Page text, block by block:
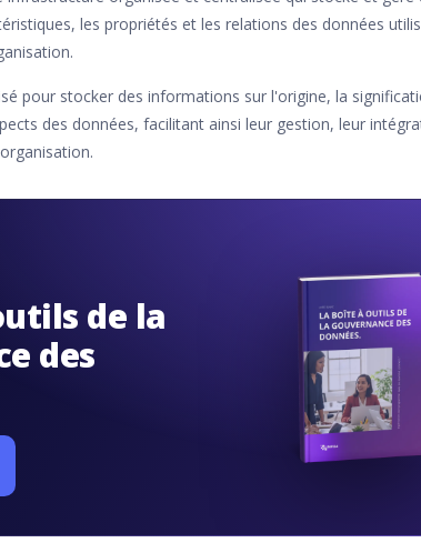
les propriétés et les relations des données
pour stocker des informations sur l'origine, la
des données, facilitant ainsi leur gestion, leur
de la
des